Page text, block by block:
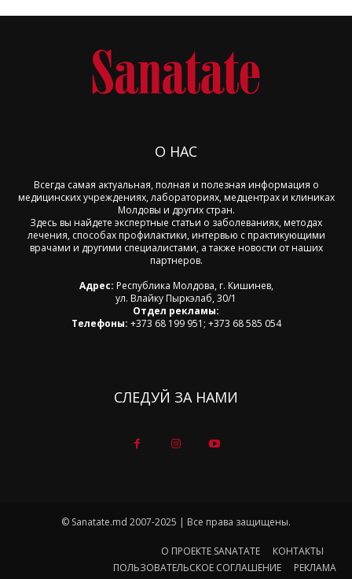
О НАС
Всегда самая актуальная, полная и полезная информация о
медицинских учреждениях, лабораториях, медцентрах и клиниках
Молдовы и других стран.
Здесь вы найдете экспертные статьи о заболеваниях, методах
лечения, способах профилактики, интервью с практикующими
врачами и другими специалистами, а также новости от наших
партнеров.
Адрес: Республика Молдова, г. Кишинев,
ул. Влайку Пыркэлаб, 30/1
Отдел рекламы:
Телефоны: +373 68 199 951; +373 68 585 054
СЛЕДУЙ ЗА НАМИ
© Sanatate.md 2007-2025 | Все права защищены.
О ПРОЕКТЕ SANATATE
КОНТАКТЫ
ПОЛЬЗОВАТЕЛЬСКОЕ СОГЛАШЕНИЕ
РЕКЛАМА